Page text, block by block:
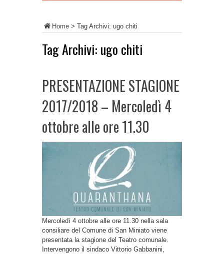
Home > Tag Archivi: ugo chiti
Tag Archivi: ugo chiti
PRESENTAZIONE STAGIONE
2017/2018 – Mercoledì 4
ottobre alle ore 11.30
Mercoledì 4 ottobre alle ore 11.30 nella sala
consiliare del Comune di San Miniato viene
presentata la stagione del Teatro comunale.
Intervengono il sindaco Vittorio Gabbanini,